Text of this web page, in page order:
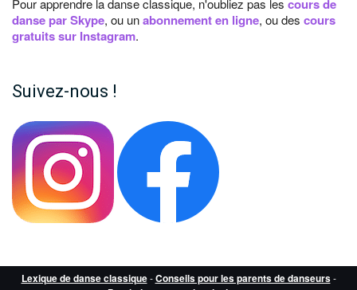
Pour apprendre la danse classique, n'oubliez pas les cours de
danse par Skype, ou unabonnement en ligne, ou des cours
gratuits sur Instagram.
Suivez-nous !
Lexique de danse classique-Conseils pour les parents de danseurs-